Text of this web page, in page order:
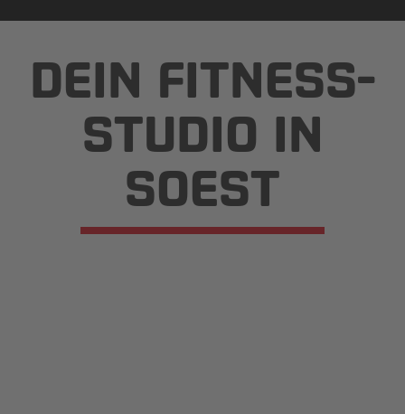
DEIN FITNESS­
STUDIO IN
SOEST